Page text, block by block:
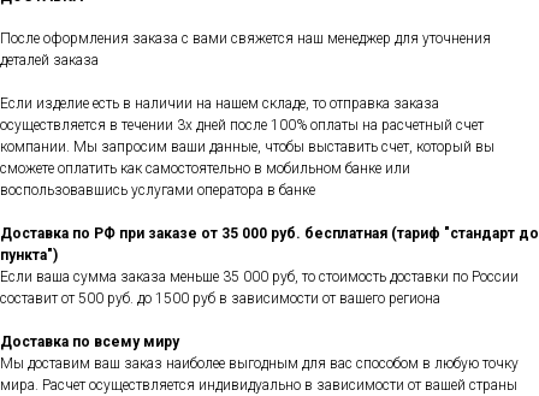
После оформления заказа с вами свяжется наш менеджер для уточнения
деталей заказа
Если изделие есть в наличии на нашем складе, то отправка заказа
осуществляется в течении 3х дней после 100% оплаты на расчетный счет
компании. Мы запросим ваши данные, чтобы выставить счет, который вы
сможете оплатить как самостоятельно в мобильном банке или
воспользовавшись услугами оператора в банке
Доставка по РФ при заказе от 35 000 руб. бесплатная (тариф "стандарт до
пункта")
Если ваша сумма заказа меньше 35 000 руб, то стоимость доставки по России
составит от 500 руб. до 1500 руб в зависимости от вашего региона
Доставка по всему миру
Мы доставим ваш заказ наиболее выгодным для вас способом в любую точку
мира. Расчет осуществляется индивидуально в зависимости от вашей страны